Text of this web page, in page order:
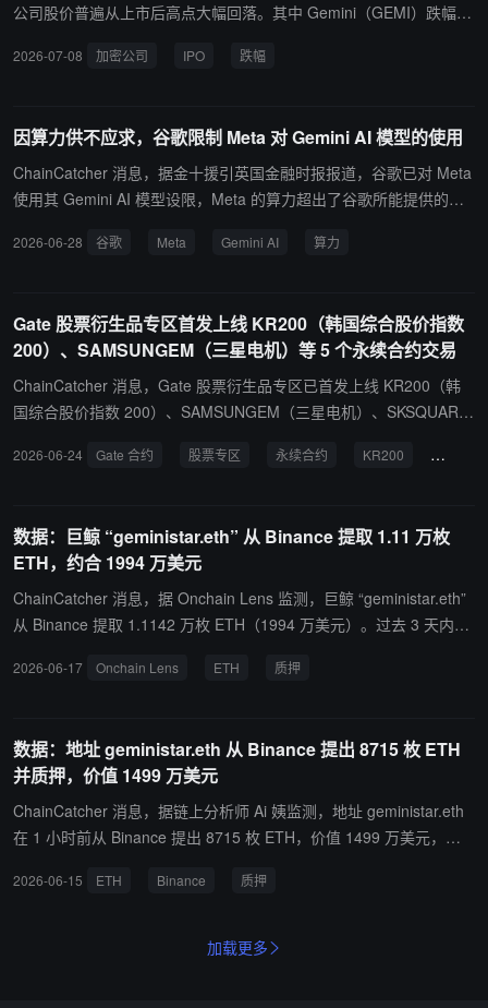
公司股价普遍从上市后高点大幅回落。其中 Gemini（GEMI）跌幅达
cle（CRCL）下跌 78%，Coinbase（COIN）下跌 63%，Securitize
公司 IPO 的普遍现象，投资者需采用更系统化的策略来应对此类波
动。
2026-07-08 加密公司 IPO 跌幅
因算力供不应求，谷歌限制 Meta 对 Gemini AI 模型的使用
ChainCatcher 消息，据金十援引英国金融时报报道，谷歌已对 Meta
使用其 Gemini AI 模型设限，Meta 的算力超出了谷歌所能提供的范
部 Gemini 算力，并补充说，这一缺口打乱并推迟了 Meta 部分内部
求异常之高。
2026-06-28 谷歌 Meta Gemini AI 算力
Gate 股票衍生品专区首发上线 KR200（韩国综合股价指数
200）、SAMSUNGEM（三星电机）等 5 个永续合约交易
ChainCatcher 消息，Gate 股票衍生品专区已首发上线 KR200（韩
国综合股价指数 200）、SAMSUNGEM（三星电机）、SKSQUARE
（USDT 结算），支持 1-20 倍杠杆。
2026-06-24 Gate 合约 股票专区 永续合约 KR200
数据：巨鲸 “geministar.eth” 从 Binance 提取 1.11 万枚
ETH，约合 1994 万美元
ChainCatcher 消息，据 Onchain Lens 监测，巨鲸 “geministar.eth”
从 Binance 提取 1.1142 万枚 ETH（1994 万美元）。过去 3 天内，
发送用于质押。
2026-06-17 Onchain Lens ETH 质押
数据：地址 geministar.eth 从 Binance 提出 8715 枚 ETH
并质押，价值 1499 万美元
ChainCatcher 消息，据链上分析师 Ai 姨监测，地址 geministar.eth
在 1 小时前从 Binance 提出 8715 枚 ETH，价值 1499 万美元，提
2026-06-15 ETH Binance 质押
加载更多